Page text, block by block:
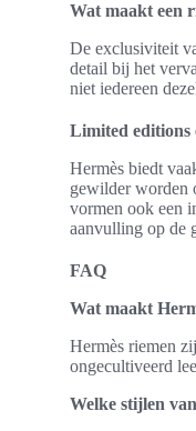
Wat maakt een
De exclusiviteit
detail bij het
niet iedereen
Limited editions
Hermès biedt
gewilder worden
vormen ook een
aanvulling op de
FAQ
Wat maakt
Hermès riemen
ongecultiveerd
Welke stijlen